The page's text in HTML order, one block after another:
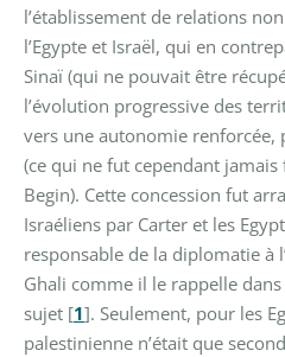
l’établissement de relations
l’Egypte et Israël, qui en
Sinaï (qui ne pouvait être
l’évolution progressive des
vers une autonomie renforcée,
(ce qui ne fut cependant
Begin). Cette concession fut
Israéliens par Carter et les
responsable de la diplomatie à
Ghali comme il le rappelle
sujet [1]. Seulement, pour les
palestinienne n’était que